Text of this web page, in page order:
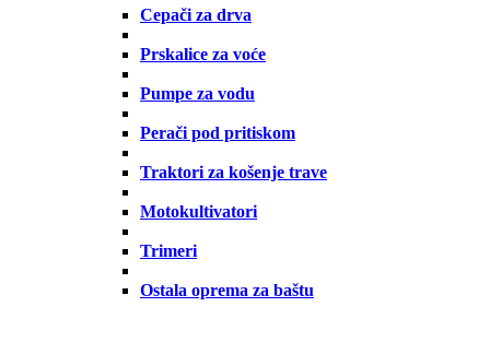
Cepači za drva
Prskalice za voće
Pumpe za vodu
Perači pod pritiskom
Traktori za košenje trave
Motokultivatori
Trimeri
Ostala oprema za baštu